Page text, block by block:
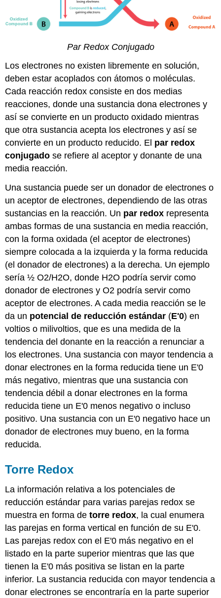
Par Redox Conjugado
Los electrones no existen libremente en solución,
deben estar acoplados con átomos o moléculas.
Cada reacción redox consiste en dos medias
reacciones, donde una sustancia dona electrones y
así se convierte en un producto oxidado mientras
que otra sustancia acepta los electrones y así se
convierte en un producto reducido. El par redox
conjugado se refiere al aceptor y donante de una
media reacción.
Una sustancia puede ser un donador de electrones o
un aceptor de electrones, dependiendo de las otras
sustancias en la reacción. Un par redox representa
ambas formas de una sustancia en media reacción,
con la forma oxidada (el aceptor de electrones)
siempre colocada a la izquierda y la forma reducida
(el donador de electrones) a la derecha. Un ejemplo
sería ½ O2/H2O, donde H2O podría servir como
donador de electrones y O2 podría servir como
aceptor de electrones. A cada media reacción se le
da un potencial de reducción estándar (E'0) en
voltios o milivoltios, que es una medida de la
tendencia del donante en la reacción a renunciar a
los electrones. Una sustancia con mayor tendencia a
donar electrones en la forma reducida tiene un E'0
más negativo, mientras que una sustancia con
tendencia débil a donar electrones en la forma
reducida tiene un E'0 menos negativo o incluso
positivo. Una sustancia con un E'0 negativo hace un
donador de electrones muy bueno, en la forma
reducida.
Torre Redox
La información relativa a los potenciales de
reducción estándar para varias parejas redox se
muestra en forma detorre redox, la cual enumera
las parejas en forma vertical en función de su E'0.
Las parejas redox con el E'0 más negativo en el
listado en la parte superior mientras que las que
tienen la E'0 más positiva se listan en la parte
inferior. La sustancia reducida con mayor tendencia a
donar electrones se encontraría en la parte superior